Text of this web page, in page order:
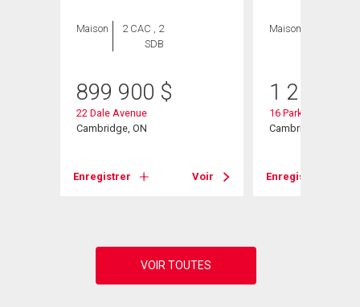
Maison
2 CAC , 2
SDB
899 900 $
22 Dale Avenue
Cambridge, ON
Enregistrer Voir
Maison
1 250
16 Parkwood Drive
Cambridge, ON
Enregistrer